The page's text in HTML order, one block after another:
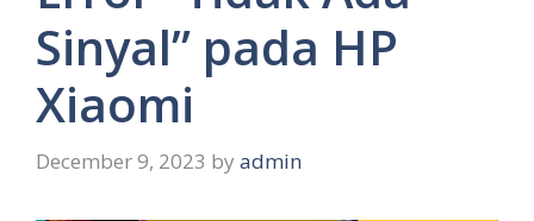
Sinyal” pada HP
Xiaomi
December 9, 2023 by admin